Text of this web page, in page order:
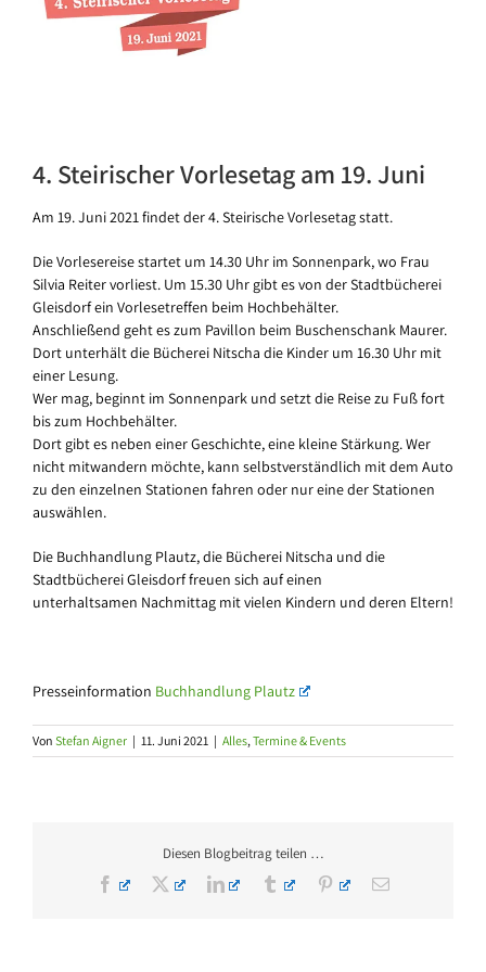
4. Steirischer Vorlesetag am 19. Juni
Am 19. Juni 2021 findet der 4. Steirische Vorlesetag statt.
Die Vorlesereise startet um 14.30 Uhr im Sonnenpark, wo Frau
Silvia Reiter vorliest. Um 15.30 Uhr gibt es von der Stadtbücherei
Gleisdorf ein Vorlesetreffen beim Hochbehälter.
Anschließend geht es zum Pavillon beim Buschenschank Maurer.
Dort unterhält die Bücherei Nitscha die Kinder um 16.30 Uhr mit
einer Lesung.
Wer mag, beginnt im Sonnenpark und setzt die Reise zu Fuß fort
bis zum Hochbehälter.
Dort gibt es neben einer Geschichte, eine kleine Stärkung. Wer
nicht mitwandern möchte, kann selbstverständlich mit dem Auto
zu den einzelnen Stationen fahren oder nur eine der Stationen
auswählen.
Die Buchhandlung Plautz, die Bücherei Nitscha und die
Stadtbücherei Gleisdorf freuen sich auf einen
unterhaltsamen Nachmittag mit vielen Kindern und deren Eltern!
Presseinformation Buchhandlung Plautz
Von Stefan Aigner | 11. Juni 2021 | Alles,Termine & Events
Diesen Blogbeitrag teilen …
Facebook
X LinkedInTumblr PinterestE-